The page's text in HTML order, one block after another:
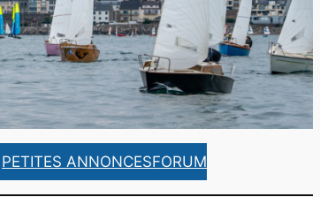
PETITES ANNONCESFORUM